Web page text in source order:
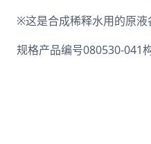
※这是合成稀释水用的原液
规格产品编号080530-041